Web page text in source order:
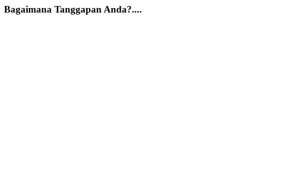
Bagaimana Tanggapan Anda?....